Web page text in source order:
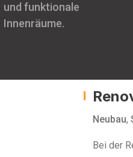
und funktionale
Innenräume.
Project
Neubau,
Bei der